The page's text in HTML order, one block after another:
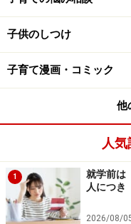
叱る前にまずは子ども
例えば食事の場面で
り、スプーンでお皿
日本流”タイムアウ
■まずは受容と共感
子供にどうしたいか
子供のしつけ
子育て漫画・コミック
他
人
1
就学前は
人につき
2026/08/